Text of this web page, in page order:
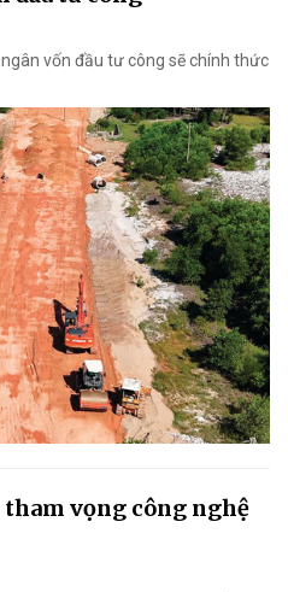
vốn đầu tư công sẽ chính thức
vọng công nghệ